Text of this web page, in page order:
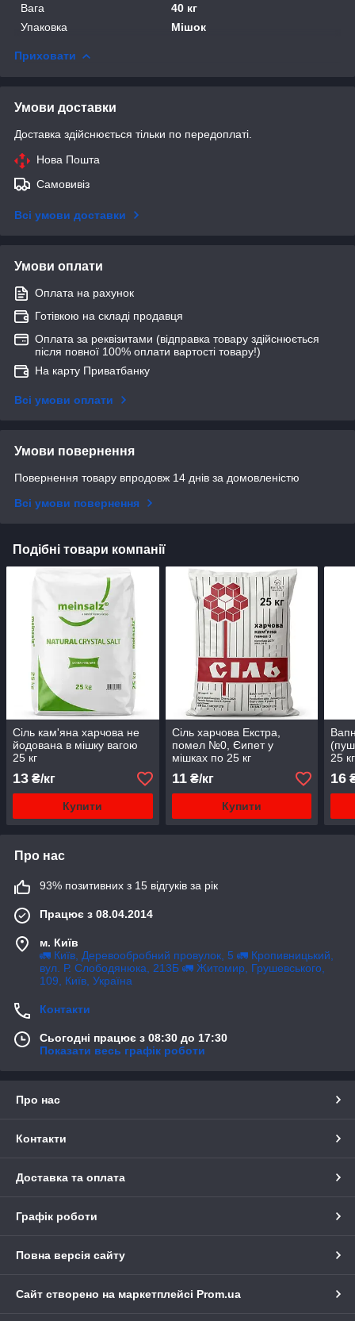
Вага
40 кг
Упаковка
Мішок
Приховати
Умови доставки
Доставка здійснюється тільки по передоплаті.
Нова Пошта
Самовивіз
Всі умови доставки
Умови оплати
Оплата на рахунок
Готівкою на складі продавця
Оплата за реквізитами (відправка товару здійснюється
після повної 100% оплати вартості товару!)
На карту Приватбанку
Всі умови оплати
Умови повернення
Повернення товару впродовж 14 днів за домовленістю
Всі умови повернення
Подібні товари компанії
Сіль кам'яна харчова не
йодована в мішку вагою
25 кг
13 ₴/кг
Купити
Сіль харчова Екстра,
помел №0, Єипет у
мішках по 25 кг
11₴/кг
Купити
25 кг
16
Про нас
93% позитивних з 15 відгуків за рік
Працює з 08.04.2014
м. Київ
🚛 Київ, Деревообробний провулок, 5 🚛 Кропивницький,
вул. Р. Слободянюка, 213Б 🚛 Житомир, Грушевського,
109, Київ, Україна
Контакти
Сьогодні працює з 08:30 до 17:30
Показати весь графік роботи
Про нас
Контакти
Доставка та оплата
Графік роботи
Повна версія сайту
Сайт створено на маркетплейсі Prom.ua